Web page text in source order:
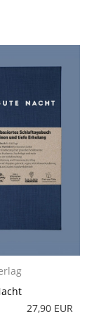
27,90 EUR